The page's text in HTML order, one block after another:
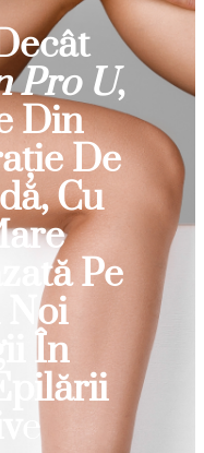
Pro U,
Din
De
Cu
Pe
Noi
În
E